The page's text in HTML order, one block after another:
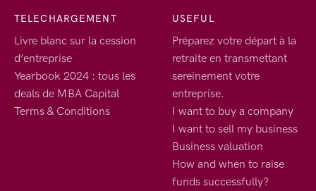
TELECHARGEMENT
Livre blanc sur la cession
d’entreprise
Yearbook 2024 : tous les
deals de MBA Capital
Terms & Conditions
USEFUL
Préparez votre départ à la
retraite en transmettant
sereinement votre
entreprise.
I want to buy a company
I want to sell my business
Business valuation
How and when to raise
funds successfully?